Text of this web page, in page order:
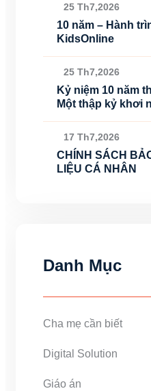
25 Th7,2026
10 năm – Hành
KidsOnline
25 Th7,2026
Kỷ niệm 10 năm
Một thập kỷ khơi
17 Th7,2026
CHÍNH SÁCH
LIỆU CÁ NHÂN
Danh Mục
Cha mẹ cần biết
Digital Solution
Giáo án